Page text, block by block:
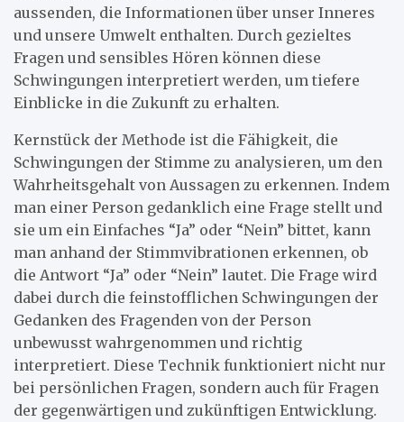
aussenden, die Informationen über unser Inneres
und unsere Umwelt enthalten. Durch gezieltes
Fragen und sensibles Hören können diese
Schwingungen interpretiert werden, um tiefere
Einblicke in die Zukunft zu erhalten.
Kernstück der Methode ist die Fähigkeit, die
Schwingungen der Stimme zu analysieren, um den
Wahrheitsgehalt von Aussagen zu erkennen. Indem
man einer Person gedanklich eine Frage stellt und
sie um ein Einfaches “Ja” oder “Nein” bittet, kann
man anhand der Stimmvibrationen erkennen, ob
die Antwort “Ja” oder “Nein” lautet. Die Frage wird
dabei durch die feinstofflichen Schwingungen der
Gedanken des Fragenden von der Person
unbewusst wahrgenommen und richtig
interpretiert. Diese Technik funktioniert nicht nur
bei persönlichen Fragen, sondern auch für Fragen
der gegenwärtigen und zukünftigen Entwicklung.